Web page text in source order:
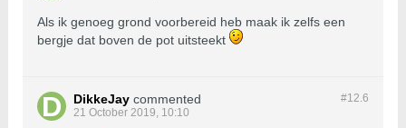
Als ik genoeg grond voorbereid heb maak ik zelfs een
bergje dat boven de pot uitsteekt
#12.6
DikkeJay commented
21 October 2019, 10:10